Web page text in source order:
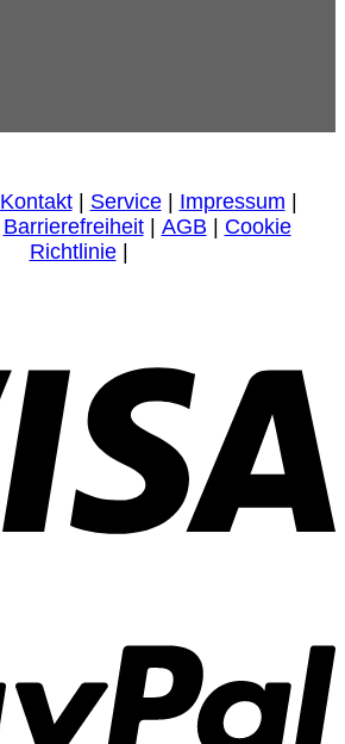
Kontakt| Service| Impressum
Barrierefreiheit| AGB
Cookie
Richtlinie|